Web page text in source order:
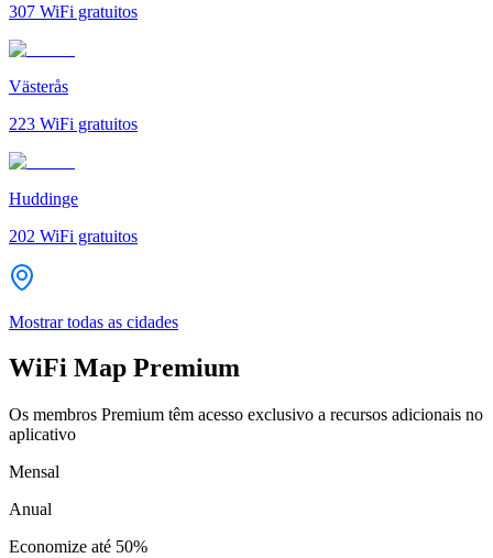
307 WiFi gratuitos
Västerås
223 WiFi gratuitos
Huddinge
202 WiFi gratuitos
Mostrar todas as cidades
WiFi Map Premium
Os membros Premium têm acesso exclusivo a recursos adicionais no
aplicativo
Mensal
Anual
Economize até 50%